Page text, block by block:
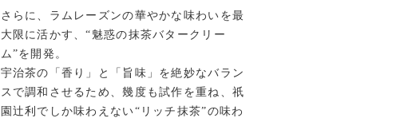
さらに、ラムレーズンの華やかな味わいを最
大限に活かす、“魅惑の抹茶バタークリー
ム”を開発。
宇治茶の「香り」と「旨味」を絶妙なバラン
スで調和させるため、幾度も試作を重ね、祇
園辻利でしか味わえない“リッチ抹茶”の味わ